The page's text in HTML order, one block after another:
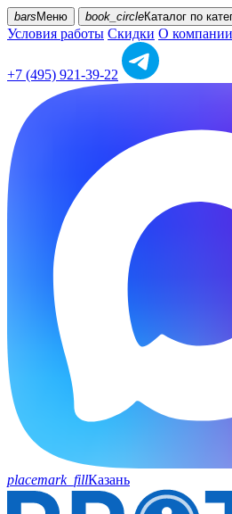
bars Меню book_circleКаталог по
Условия работы Скидки О компании
+7 (495) 921-39-22
placemark_fillКазань